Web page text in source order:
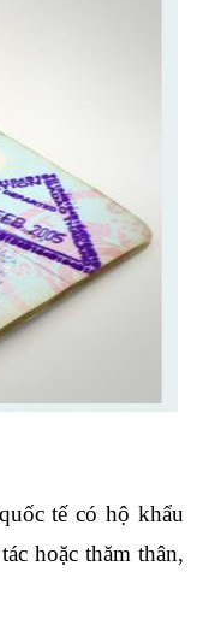
tế có hộ khẩu
hoặc thăm thân,